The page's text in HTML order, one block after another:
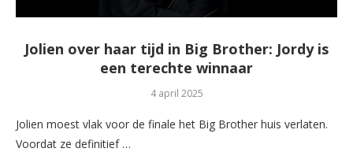
Jolien over haar tijd in Big Brother: Jordy is
een terechte winnaar
4 april 2025
Jolien moest vlak voor de finale het Big Brother huis verlaten.
Voordat ze definitief …